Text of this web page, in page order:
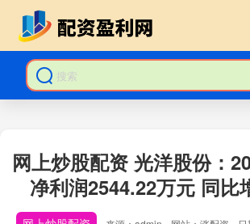
网上炒股配资 光洋股份：
净利润2544.22万元 同比